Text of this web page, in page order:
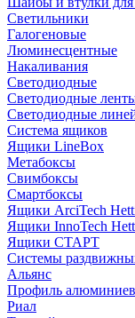
Светильники
Галогеновые
Люминесцентные
Накаливания
Светодиодные
Светодиодные
Светодиодные
Система ящиков
Ящики LineBox
Метабоксы
Свимбоксы
Смартбоксы
Ящики ArciTech
Ящики InnoTech
Ящики СТАРТ
Системы
Альянс
Профиль
Риал